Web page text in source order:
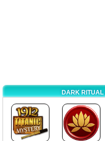
DARK RITUAL